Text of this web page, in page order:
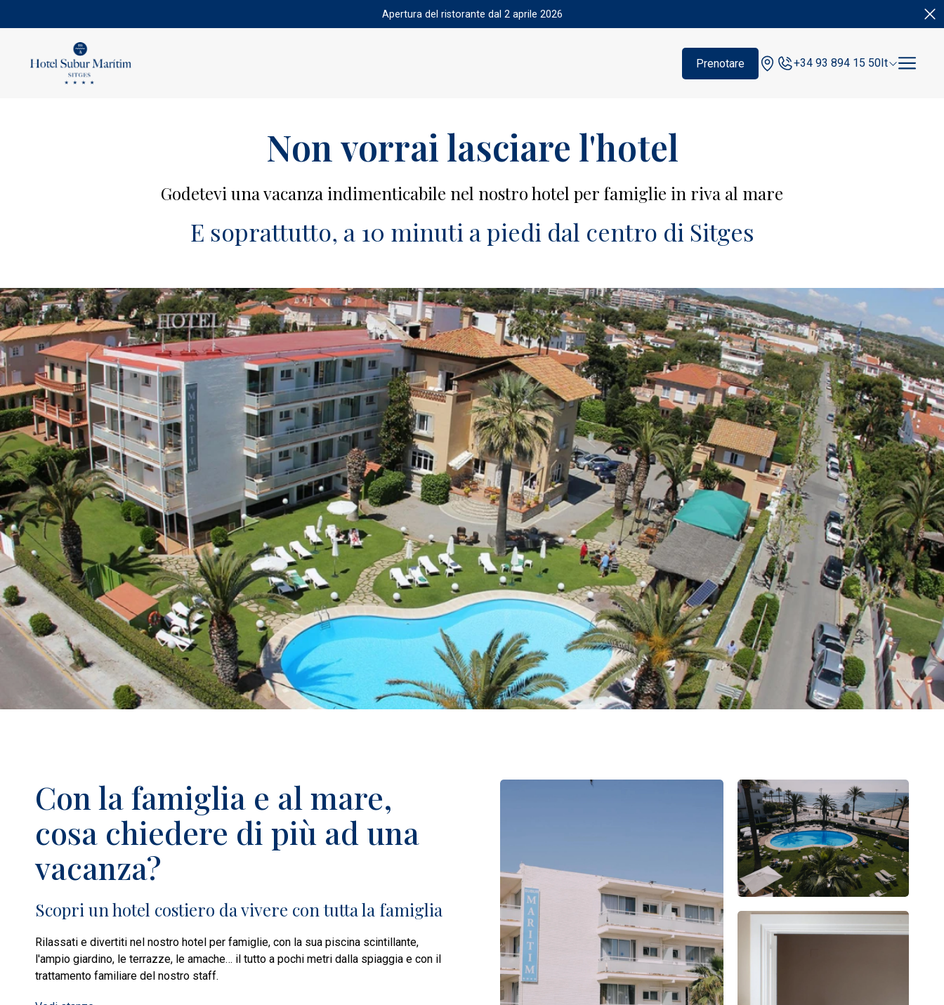
Apertura del ristorante dal 2 aprile 2026
Prenotare +34 93 894 15 50It
Non vorrai lasciare l'hotel
Godetevi una vacanza indimenticabile nel nostro hotel per famiglie in riva al mare
E soprattutto, a 10 minuti a piedi dal centro di Sitges
Con la famiglia e al mare,
cosa chiedere di più ad una
vacanza?
Scopri un hotel costiero da vivere con tutta la famiglia
Rilassati e divertiti nel nostro hotel per famiglie, con la sua piscina scintillante,
l'ampio giardino, le terrazze, le amache… il tutto a pochi metri dalla spiaggia e con il
trattamento familiare del nostro staff.